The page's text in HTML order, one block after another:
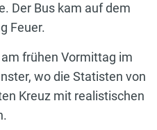
Der Bus kam auf dem
Feuer.
frühen Vormittag im
wo die Statisten von
Kreuz mit realistischen